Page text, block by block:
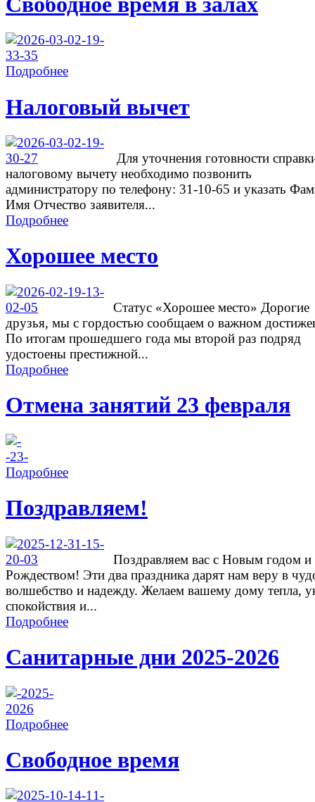
Подробнее
Налоговый вычет
Для уточнения готовности
налоговому вычету необходимо позвонить
администратору по телефону: 31-10-65 и указать
Имя Отчество заявителя...
Подробнее
Хорошее место
Cтатус «Хорошее место» Дорогие
друзья, мы с гордостью сообщаем о важном
По итогам прошедшего года мы второй раз подряд
удостоены престижной...
Подробнее
Отмена занятий 23 февраля
Подробнее
Поздравляем!
Поздравляем вас с Новым годом и
Рождеством! Эти два праздника дарят нам веру в
волшебство и надежду. Желаем вашему дому тепла,
спокойствия и...
Подробнее
Санитарные дни 2025-2026
Подробнее
Свободное время